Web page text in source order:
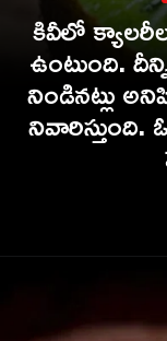
కివీలో
ఉంటుంది.
నిండినట్లు